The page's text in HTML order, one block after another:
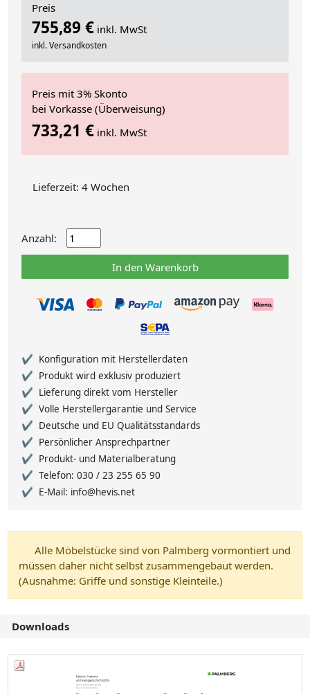
Preis
755,89 € inkl. MwSt
inkl. Versandkosten
Preis mit 3% Skonto
bei Vorkasse (Überweisung)
733,21 € inkl. MwSt
Lieferzeit: 4 Wochen
Anzahl:
In den Warenkorb
Konfiguration mit Herstellerdaten
Produkt wird exklusiv produziert
Lieferung direkt vom Hersteller
Volle Herstellergarantie und Service
Deutsche und EU Qualitätsstandards
Persönlicher Ansprechpartner
Produkt- und Materialberatung
Telefon: 030 / 23 255 65 90
E-Mail: info@hevis.net
Alle Möbelstücke sind von Palmberg vormontiert und
müssen daher nicht selbst zusammengebaut werden.
(Ausnahme: Griffe und sonstige Kleinteile.)
Downloads